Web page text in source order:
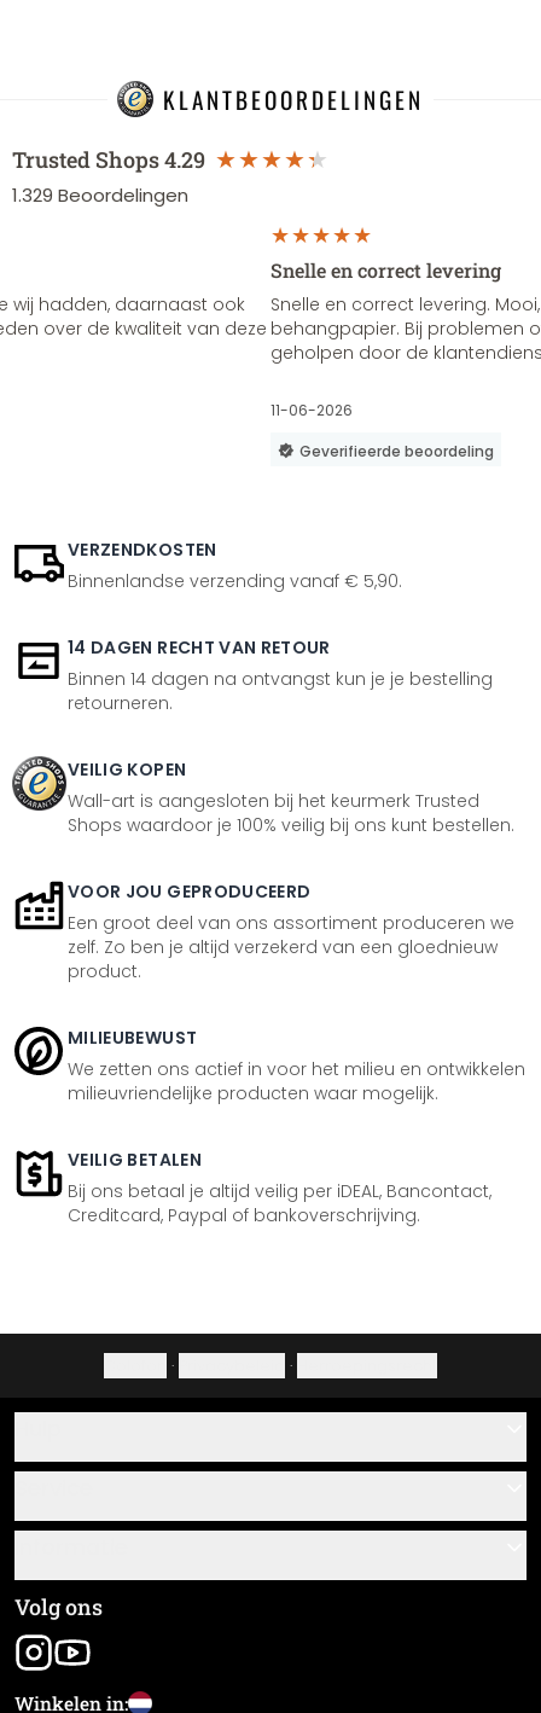
KLANTBEOORDELINGEN
Trusted Shops4.29
1.329 Beoordelingen
wij hadden, daarnaast ook
over de kwaliteit van deze
Snelle en correct levering
Snelle en correct levering.
behangpapier. Bij problemen
geholpen door de
11-06-2026
Geverifieerde beoordeling
VERZENDKOSTEN
Binnenlandse verzending vanaf € 5,90.
14 DAGEN RECHT VAN RETOUR
Binnen 14 dagen na ontvangst kun je je bestelling
retourneren.
VEILIG KOPEN
Wall-art is aangesloten bij het keurmerk Trusted
Shops waardoor je 100% veilig bij ons kunt bestellen.
VOOR JOU GEPRODUCEERD
Een groot deel van ons assortiment produceren we
zelf. Zo ben je altijd verzekerd van een gloednieuw
product.
MILIEUBEWUST
We zetten ons actief in voor het milieu en ontwikkelen
milieuvriendelijke producten waar mogelijk.
VEILIG BETALEN
Bij ons betaal je altijd veilig per iDEAL, Bancontact,
Creditcard, Paypal of bankoverschrijving.
· ·
Over ons
Plak- en montagehandleidingen
Materiaaloverzicht
Nieuwsbrief aanmelden
Zending volgen
Algemene voorwaarden
Colofon
Volg ons
Winkelen in: